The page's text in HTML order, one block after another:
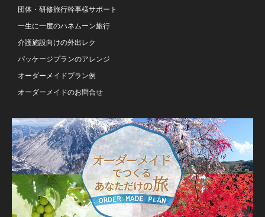
団体・研修旅行幹事様サポート
一生に一度のハネムーン旅行
介護施設向けの外出レク
パッケージプランのアレンジ
オーダーメイドプラン例
オーダーメイドのお問合せ